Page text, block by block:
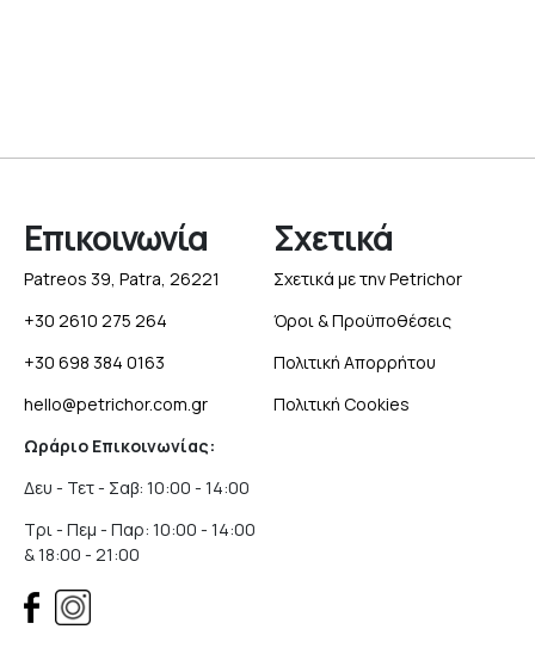
Επικοινωνία
Patreos 39, Patra, 26221
+30 2610 275 264
+30 698 384 0163
hello@petrichor.com.gr
Ωράριο Επικοινωνίας:
Δευ - Τετ - Σαβ: 10:00 - 14:00
Τρι - Πεμ - Παρ: 10:00 - 14:00
& 18:00 - 21:00
Σχετικά
Σχετικά με την Petrichor
Όροι & Προϋποθέσεις
Πολιτική Απορρήτου
Πολιτική Cookies